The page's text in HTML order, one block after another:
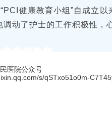
“PCI健康教育小组”自成立
调动了护士的工作积极性，
医院公众号
s/qSTxo51o0m-